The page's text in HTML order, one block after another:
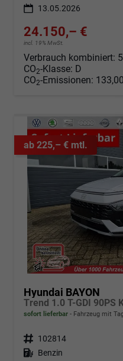
13.05.2026
24.150,– €
incl. 19% MwSt.
Verbrauch kombiniert:
CO2-Klasse: D
CO2-Emissionen:
ab 225,– € mtl.
Hyundai BAYON
sofort lieferbar Fahrzeug mit
Fahrzeugnr. 102814
Kraftstoff Benzin